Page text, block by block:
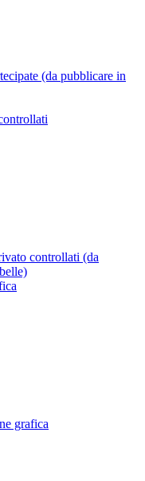
(da pubblicare in
controllati (da
grafica